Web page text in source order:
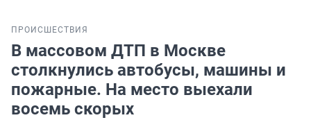
ПРОИСШЕСТВИЯ
В массовом ДТП в Москве
столкнулись автобусы, машины и
пожарные. На место выехали
восемь скорых